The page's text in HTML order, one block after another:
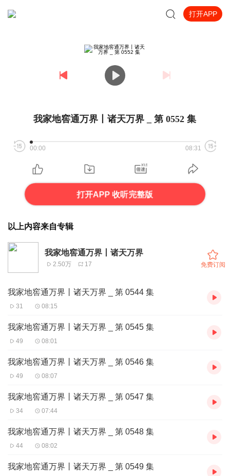
打开APP
我家地窖通万界丨诸天万界 _ 第 0552 集
00:00 08:31
打开APP 收听完整版
以上内容来自专辑
我家地窖通万界丨诸天万界
2.50万 17 免费订阅
我家地窖通万界丨诸天万界 _ 第 0544 集
31 08:15
我家地窖通万界丨诸天万界 _ 第 0545 集
49 08:01
我家地窖通万界丨诸天万界 _ 第 0546 集
49 08:07
我家地窖通万界丨诸天万界 _ 第 0547 集
34 07:44
我家地窖通万界丨诸天万界 _ 第 0548 集
44 08:02
我家地窖通万界丨诸天万界 _ 第 0549 集